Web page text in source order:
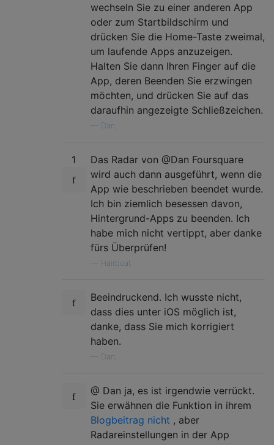
wechseln Sie zu einer anderen App
oder zum Startbildschirm und
drücken Sie die Home-Taste zweimal,
um laufende Apps anzuzeigen.
Halten Sie dann Ihren Finger auf die
App, deren Beenden Sie erzwingen
möchten, und drücken Sie auf das
daraufhin angezeigte Schließzeichen.
Dan,
1
Das Radar von @Dan Foursquare
wird auch dann ausgeführt, wenn die
App wie beschrieben beendet wurde.
Ich bin ziemlich besessen davon,
Hintergrund-Apps zu beenden. Ich
habe mich nicht vertippt, aber danke
fürs Überprüfen!
Hairboat
Beeindruckend. Ich wusste nicht,
dass dies unter iOS möglich ist,
danke, dass Sie mich korrigiert
haben.
Dan,
@ Dan ja, es ist irgendwie verrückt.
Sie erwähnen die Funktion in ihrem
Blogbeitrag nicht , aber
Radareinstellungen in der App